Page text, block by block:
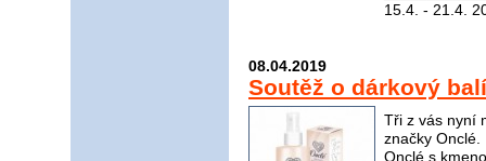
15.4. - 21.4.
08.04.2019
Soutěž o dárkový
Tři z vás nyní
značky
Onclé s